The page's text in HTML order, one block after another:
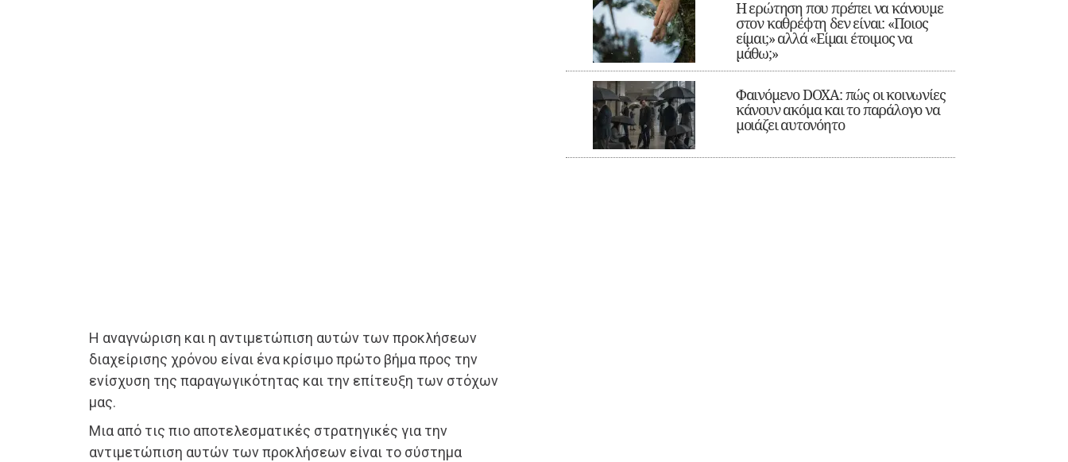
Η αναγνώριση και η αντιμετώπιση αυτών των προκλήσεων
διαχείρισης χρόνου είναι ένα κρίσιμο πρώτο βήμα προς την
ενίσχυση της παραγωγικότητας και την επίτευξη των στόχων
μας.
Μια από τις πιο αποτελεσματικές στρατηγικές για την
αντιμετώπιση αυτών των προκλήσεων είναι το σύστημα
Η ερώτηση που πρέπει να κάνουμε
στον καθρέφτη δεν είναι: «Ποιος
είμαι;» αλλά «Είμαι έτοιμος να
μάθω;»
Φαινόμενο DOXA: πώς οι κοινωνίες
κάνουν ακόμα και το παράλογο να
μοιάζει αυτονόητο